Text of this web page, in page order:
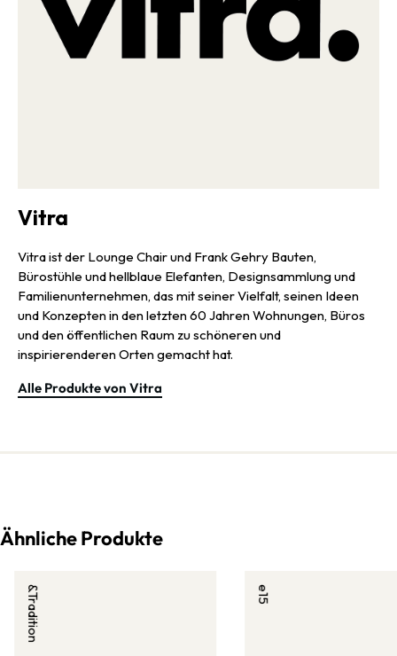
Vitra
Vitra ist der Lounge Chair und Frank Gehry Bauten,
Bürostühle und hellblaue Elefanten, Designsammlung und
Familienunternehmen, das mit seiner Vielfalt, seinen Ideen
und Konzepten in den letzten 60 Jahren Wohnungen, Büros
und den öffentlichen Raum zu schöneren und
inspirierenderen Orten gemacht hat.
Alle Produkte von Vitra
Ähnliche Produkte
&Tradition e15